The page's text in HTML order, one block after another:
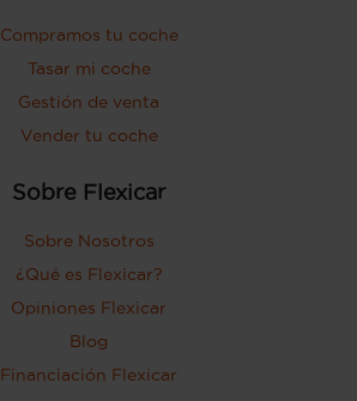
Compramos tu coche
Tasar mi coche
Gestión de venta
Vender tu coche
Sobre Flexicar
Sobre Nosotros
¿Qué es Flexicar?
Opiniones Flexicar
Blog
Financiación Flexicar